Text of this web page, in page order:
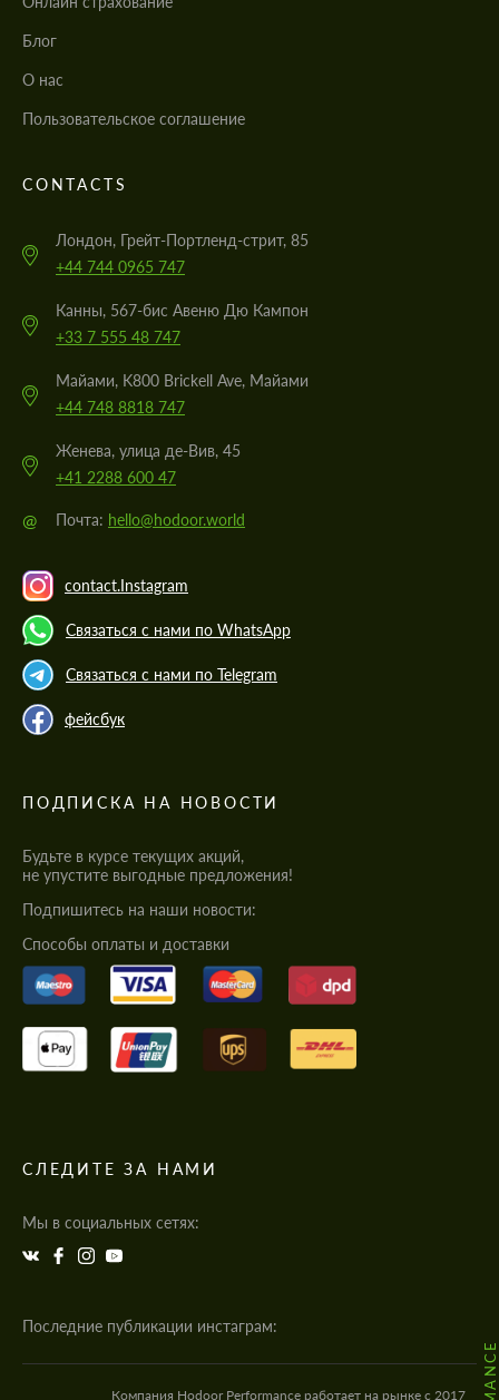
Блог
О нас
Пользовательское соглашение
CONTACTS
Лондон, Грейт-Портленд-стрит, 85
+44 744 0965 747
Канны, 567-бис Авеню Дю Кампон
+33 7 555 48 747
Майами, K800 Brickell Ave, Майами
+44 748 8818 747
Женева, улица де-Вив, 45
+41 2288 600 47
@ Почта: hello@hodoor.world
contact.Instagram
Связаться с нами по WhatsApp
Связаться с нами по Telegram
фейсбук
ПОДПИСКА НА НОВОСТИ
Будьте в курсе текущих акций,
не упустите выгодные предложения!
Подпишитесь на наши новости:
Cпособы оплаты и доставки
СЛЕДИТЕ ЗА НАМИ
Мы в социальных сетях:
Последние публикации инстаграм:
Компания Hodoor Performance работает на рынке с 2017